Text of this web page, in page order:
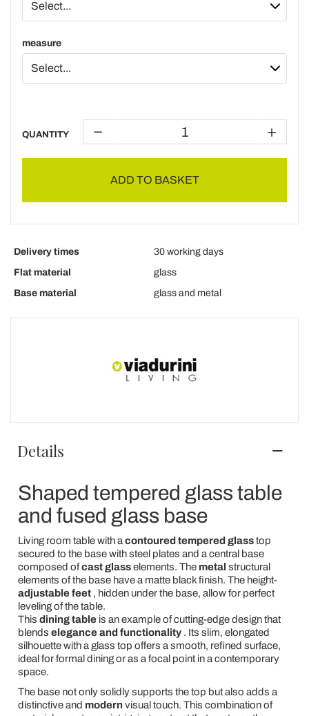
measure
QUANTITY
ADD TO BASKET
Delivery times
30 working days
Flat material
glass
Base material
glass and metal
Details
Shaped tempered glass table
and fused glass base
Living room table with a contoured tempered glasstop
secured to the base with steel plates and a central base
composed ofcast glasselements. The metal structural
elements of the base have a matte black finish. The height-
adjustable feet, hidden under the base, allow for perfect
leveling of the table.
This dining tableis an example of cutting-edge design that
blends elegance and functionality. Its slim, elongated
silhouette with a glass top offers a smooth, refined surface,
ideal for formal dining or as a focal point in a contemporary
space.
The base not only solidly supports the top but also adds a
distinctive and modern visual touch. This combination of